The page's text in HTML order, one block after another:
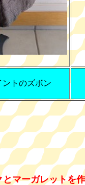
ントのズボン
マーガレットを